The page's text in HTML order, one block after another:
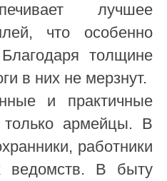
лучшее
что особенно
толщине
в них не мерзнут.
и практичные
только армейцы. В
работники
ведомств. В быту